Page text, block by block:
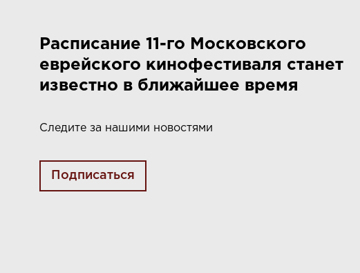
Расписание 11-го Московского
еврейского кинофестиваля станет
известно в ближайшее время
Следите за нашими новостями
Подписаться